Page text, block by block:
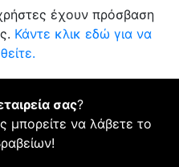
έχουν πρόσβαση
Κάντε κλικ εδώ για να
σας?
μπορείτε να λάβετε το